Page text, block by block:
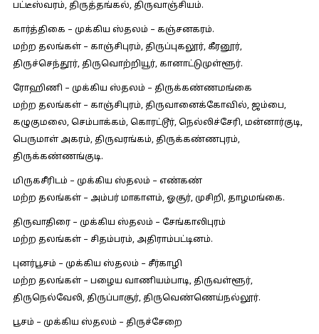
பட்டீஸ்வரம், திருத்தங்கல், திருவாஞ்சியம்.
கார்த்திகை – முக்கிய ஸ்தலம் – கஞ்சனகரம்.
மற்ற தலங்கள் – காஞ்சிபுரம், திருப்புகலூர், கீரனூர்,
திருச்செந்தூர், திருவொற்றியூர், கானாட்டுமுள்ளூர்.
ரோஹிணி – முக்கிய ஸ்தலம் – திருக்கண்ணமங்கை
மற்ற தலங்கள் – காஞ்சிபுரம், திருவானைக்கோவில், ஜம்பை,
கழுகுமலை, செம்பாக்கம், கொரட்டூர், நெல்லிச்சேரி, மன்னார்குடி,
பெருமாள் அகரம், திருவரங்கம், திருக்கண்ணபுரம்,
திருக்கண்ணங்குடி.
மிருகசீரிடம் – முக்கிய ஸ்தலம் – எண்கண்
மற்ற தலங்கள் – அம்பர் மாகாளம், ஓசூர், முசிறி, தாழமங்கை.
திருவாதிரை – முக்கிய ஸ்தலம் – சேங்காலிபுரம்
மற்ற தலங்கள் – சிதம்பரம், அதிராம்பட்டினம்.
புனர்பூசம் – முக்கிய ஸ்தலம் – சீர்காழி
மற்ற தலங்கள் – பழைய வாணியம்பாடி, திருவள்ளூர்,
திருநெல்வேலி, திருப்பாசூர், திருவெண்ணெய்நல்லூர்.
பூசம் – முக்கிய ஸ்தலம் – திருச்சேறை